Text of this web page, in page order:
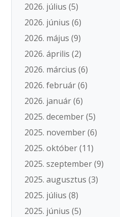
2026. július (5)
2026. június (6)
2026. május (9)
2026. április (2)
2026. március (6)
2026. február(6)
2026. január(6)
2025. december(5)
2025. november(6)
2025. október(11)
2025. szeptember(9)
2025. augusztus (3)
2025. július (8)
2025. június (5)